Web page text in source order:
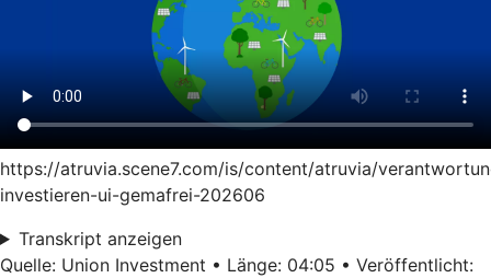
https://atruvia.scene7.com/is/content/atruvia/
investieren-ui-gemafrei-202606
Transkript anzeigen
Quelle: Union Investment • Länge: 04:05 • Veröffentlicht: